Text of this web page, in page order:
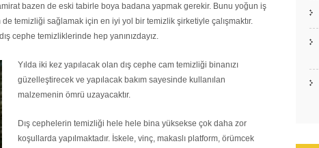
bazen de eski tabirle boya badana yapmak gerekir. Bunu yoğun iş
temizliği sağlamak için en iyi yol bir temizlik şirketiyle çalışmaktır.
cephe temizliklerinde hep yanınızdayız.
Yılda iki kez yapılacak olan dış cephe cam temizliği binanızı
güzelleştirecek ve yapılacak bakım sayesinde kullanılan
malzemenin ömrü uzayacaktır.
Dış cephelerin temizliği hele hele bina yüksekse çok daha zor
koşullarda yapılmaktadır. İskele, vinç, makaslı platform, örümcek